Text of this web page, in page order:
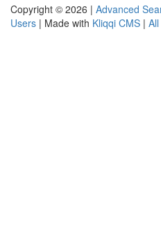
Copyright © 2026 | Advanced
Users | Made with Kliqqi CMS |